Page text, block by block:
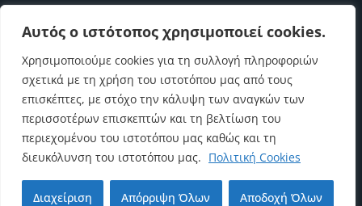
Αυτός ο ιστότοπος χρησιμοποιεί cookies.
Χρησιμοποιούμε cookies για τη συλλογή πληροφοριών
σχετικά με τη χρήση του ιστοτόπου μας από τους
επισκέπτες, με στόχο την κάλυψη των αναγκών των
περισσοτέρων επισκεπτών και τη βελτίωση του
περιεχομένου του ιστοτόπου μας καθώς και τη
διευκόλυνση του ιστοτόπου μας. Πολιτική Cookies
Διαχείριση Απόρριψη Όλων Αποδοχή Όλων
Επιστροφή στην αρχή